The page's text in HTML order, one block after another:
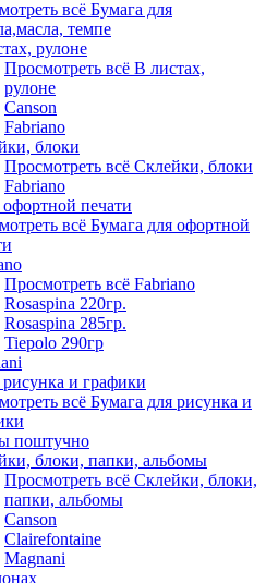
всё Бумага для
темпе
рулоне
Просмотреть всё В листах,
рулоне
Canson
Fabriano
блоки
Просмотреть всё Склейки, блоки
Fabriano
печати
всё Бумага для офортной
Просмотреть всё Fabriano
Rosaspina 220гр.
Rosaspina 285гр.
Tiepolo 290гр
и графики
всё Бумага для рисунка и
поштучно
блоки, папки, альбомы
Просмотреть всё Склейки, блоки,
папки, альбомы
Canson
Clairefontaine
Magnani